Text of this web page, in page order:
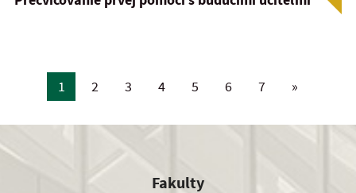
»
1 2 3 4 5 6 7
Fakulty